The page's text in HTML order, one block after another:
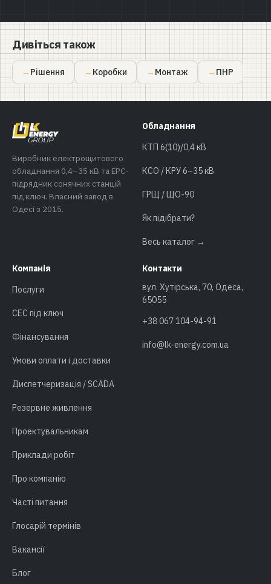
Дивіться також
Рішення Коробки Монтаж ПНР
Виробник електрощитового
обладнання 0,4–35 кВ та EPC-
підрядник сонячних станцій
під ключ. Власний завод в
Одесі з 2015.
Обладнання
КТП 6(10)/0,4 кВ
КСО / КРУ 6–35 кВ
ГРЩ / ЩО-90
Як підібрати?
Весь каталог →
Компанія
Послуги
СЕС під ключ
Фінансування
Умови оплати і доставки
Диспетчеризація / SCADA
Резервне живлення
Проектувальникам
Приклади робіт
Про компанію
Часті питання
Глосарій термінів
Вакансії
Блог
Контакти
вул. Хутірська, 70, Одеса,
65055
+38 067 104-94-91
info@lk-energy.com.ua